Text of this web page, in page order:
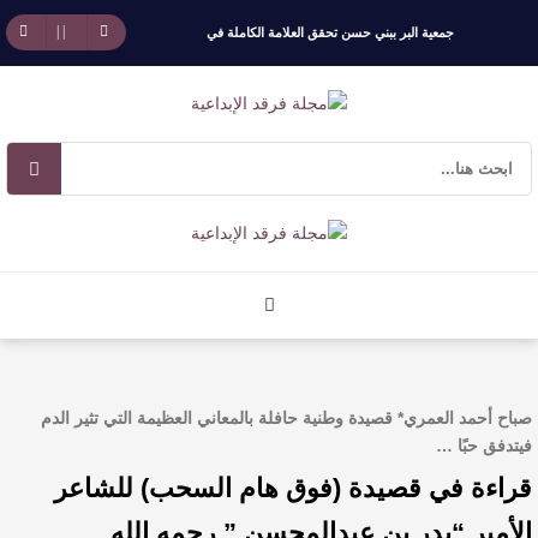
جمعية البر ببني حسن تحقق العلامة الكاملة في
برعاية أمير الباحة وتشريف السديس “بر بني حسن”
بجمهوره
افتتاحية العدد 130
صباح أحمد العمري* قصيدة وطنية حافلة بالمعاني العظيمة التي تثير الدم
فيتدفق حبًا …
قراءة في قصيدة (فوق هام السحب) للشاعر